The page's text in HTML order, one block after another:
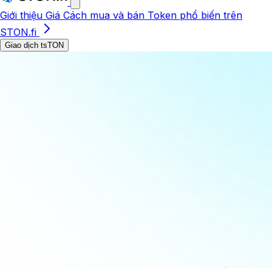
Giới thiệu Giá Cách mua và bán Token phổ biến trên
STON.fi
Giao dịch tsTON